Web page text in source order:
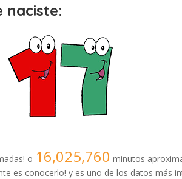
naciste:
o 16,025,760 minutos
es conocerlo! y es uno de los datos más